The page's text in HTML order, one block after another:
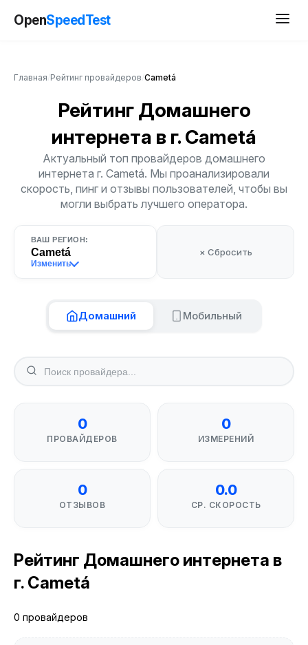
OpenSpeedTest
Главная Рейтинг провайдеров Cametá
Рейтинг Домашнего
интернета в г. Cametá
Актуальный топ провайдеров домашнего
интернета г. Cametá. Мы проанализировали
скорость, пинг и отзывы пользователей, чтобы вы
могли выбрать лучшего оператора.
ВАШ РЕГИОН:
Cametá
Изменить
× Сбросить
Домашний Мобильный
0
ПРОВАЙДЕРОВ
0
ИЗМЕРЕНИЙ
0
ОТЗЫВОВ
0.0
СР. СКОРОСТЬ
Рейтинг Домашнего интернета в
г. Cametá
0 провайдеров